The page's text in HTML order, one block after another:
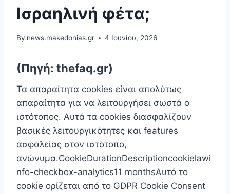
Ισραηλινή φέτα;
By news.makedonias.gr 4 Ιουνίου, 2026
(Πηγή: thefaq.gr)
Τα απαραίτητα cookies είναι απoλύτως
απαραίτητα για να λειτουργήσει σωστά ο
ιστότοπος. Αυτά τα cookies διασφαλίζουν
βασικές λειτουργικότητες και features
ασφαλείας στον ιστότοπο,
ανώνυμα.CookieDurationDescriptioncookielawi
nfo-checkbox-analytics11 monthsΑυτό το
cookie ορίζεται από το GDPR Cookie Consent